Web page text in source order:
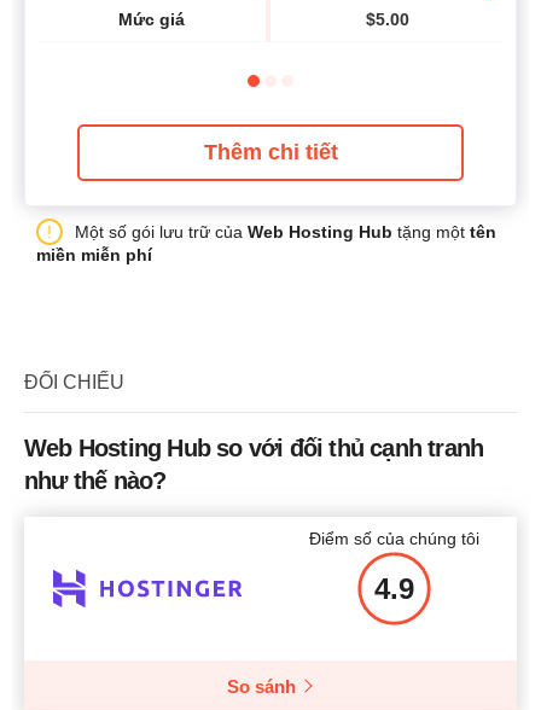
Mức giá $5.00
Thêm chi tiết
Một số gói lưu trữ của Web Hosting Hub tặng một tên
miền miễn phí
ĐỐI CHIẾU
Web Hosting Hub so với đối thủ cạnh tranh
như thế nào?
Điểm số của chúng tôi
4.9
So sánh